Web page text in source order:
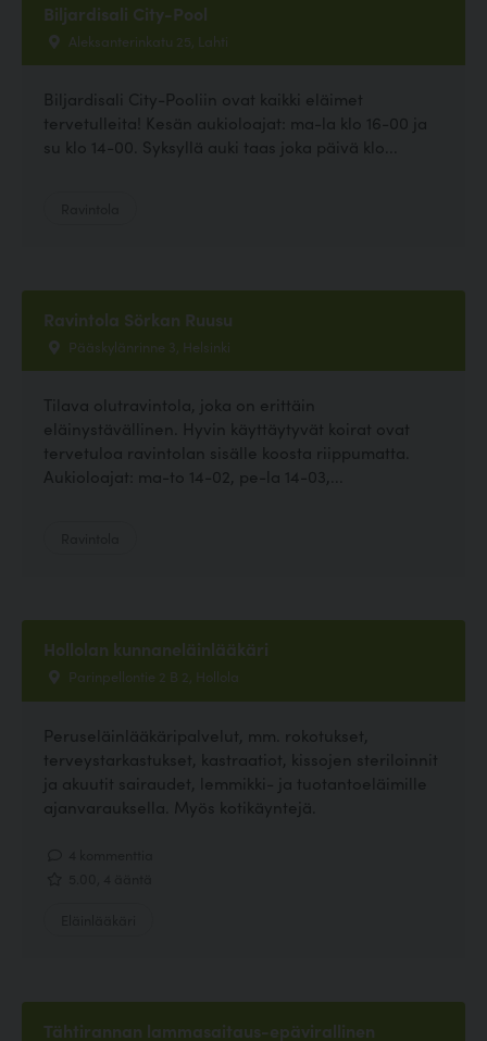
Biljardisali City-Pool
Aleksanterinkatu 25, Lahti
Biljardisali City-Pooliin ovat kaikki eläimet
tervetulleita! Kesän aukioloajat: ma-la klo 16-00 ja
su klo 14-00. Syksyllä auki taas joka päivä klo...
Ravintola Sörkan Ruusu
Pääskylänrinne 3, Helsinki
Tilava olutravintola, joka on erittäin
eläinystävällinen. Hyvin käyttäytyvät koirat ovat
tervetuloa ravintolan sisälle koosta riippumatta.
Aukioloajat: ma-to 14-02, pe-la 14-03,...
Hollolan kunnaneläinlääkäri
Parinpellontie 2 B 2, Hollola
Peruseläinlääkäripalvelut, mm. rokotukset,
terveystarkastukset, kastraatiot, kissojen steriloinnit
ja akuutit sairaudet, lemmikki- ja tuotantoeläimille
ajanvarauksella. Myös kotikäyntejä.
Tähtirannan lammasaitaus-epävirallinen